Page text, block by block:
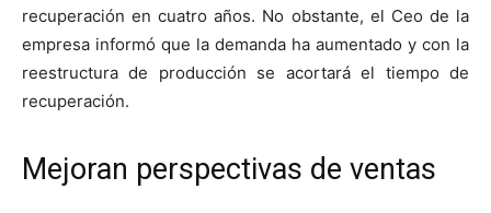
recuperación en cuatro años. No obstante, el Ceo de la
empresa informó que la demanda ha aumentado y con la
reestructura de producción se acortará el tiempo de
recuperación.
Mejoran perspectivas de ventas